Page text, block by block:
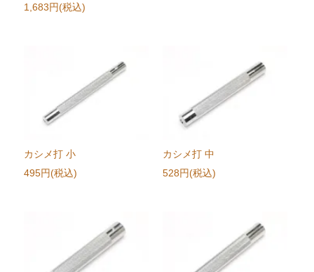
1,683円(税込)
カシメ打 小
495円(税込)
カシメ打 中
528円(税込)